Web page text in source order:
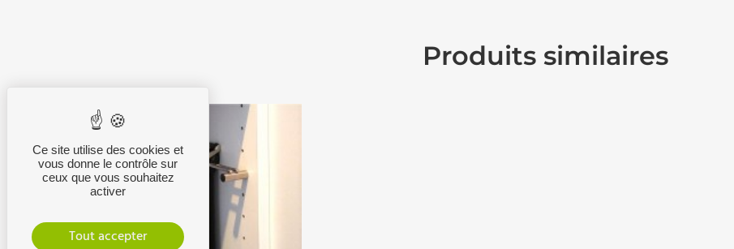
Produits similaires
Ce site utilise des cookies et
vous donne le contrôle sur
ceux que vous souhaitez
activer
Tout accepter